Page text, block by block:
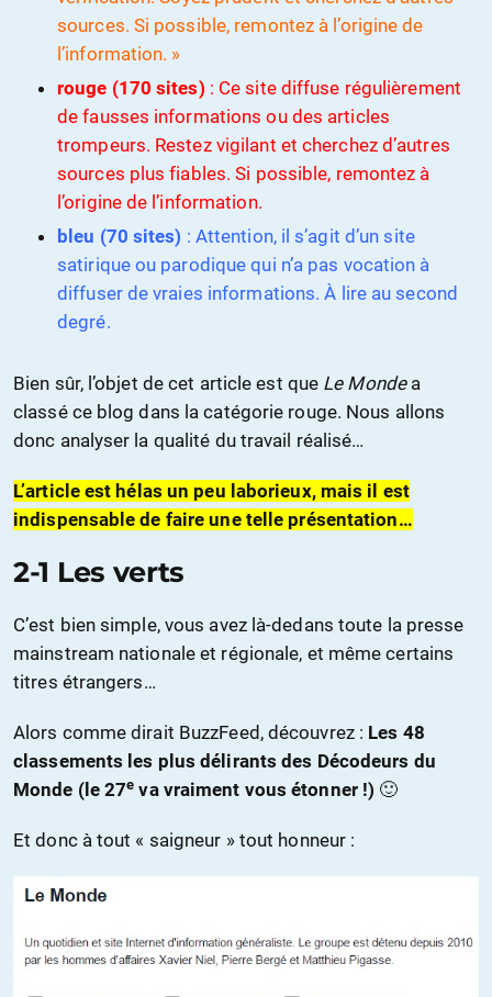
sources. Si possible, remontez à l’origine de
l’information. »
rouge (170 sites) : Ce site diffuse régulièrement
de fausses informations ou des articles
trompeurs. Restez vigilant et cherchez d’autres
sources plus fiables. Si possible, remontez à
l’origine de l’information.
bleu (70 sites) : Attention, il s’agit d’un site
satirique ou parodique qui n’a pas vocation à
diffuser de vraies informations. À lire au second
degré.
Bien sûr, l’objet de cet article est que Le Mondea
classé ce blog dans la catégorie rouge. Nous allons
donc analyser la qualité du travail réalisé…
L’article est hélas un peu laborieux, mais il est
indispensable de faire une telle présentation…
2-1 Les verts
C’est bien simple, vous avez là-dedans toute la presse
mainstream nationale et régionale, et même certains
titres étrangers…
Alors comme dirait BuzzFeed, découvrez : Les 48
classements les plus délirants des Décodeurs du
Monde (le 27e va vraiment vous étonner !) 🙂
Et donc à tout « saigneur » tout honneur :